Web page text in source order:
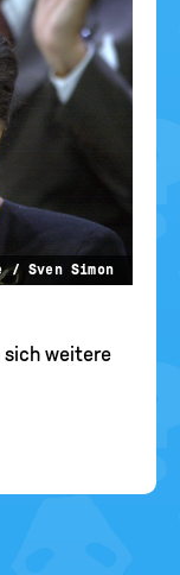
Sven Simon
sich weitere